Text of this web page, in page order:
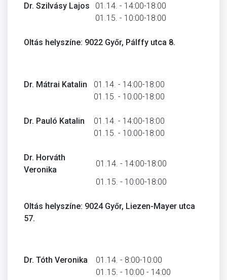
Dr. Szilvásy Lajos
01.14. - 14:00-18:00
01.15. - 10:00-18:00
Oltás helyszíne: 9022 Győr, Pálffy utca 8.
Dr. Mátrai Katalin
01.14. - 14:00-18:00
01.15. - 10:00-18:00
Dr. Pauló Katalin
01.14. - 14:00-18:00
01.15. - 10:00-18:00
Dr. Horváth
Veronika
01.14. - 14:00-18:00
01.15. - 10:00-18:00
Oltás helyszíne: 9024 Győr, Liezen-Mayer utca
57.
Dr. Tóth Veronika
01.14. - 8:00-10:00
01.15. - 10:00 - 14:00